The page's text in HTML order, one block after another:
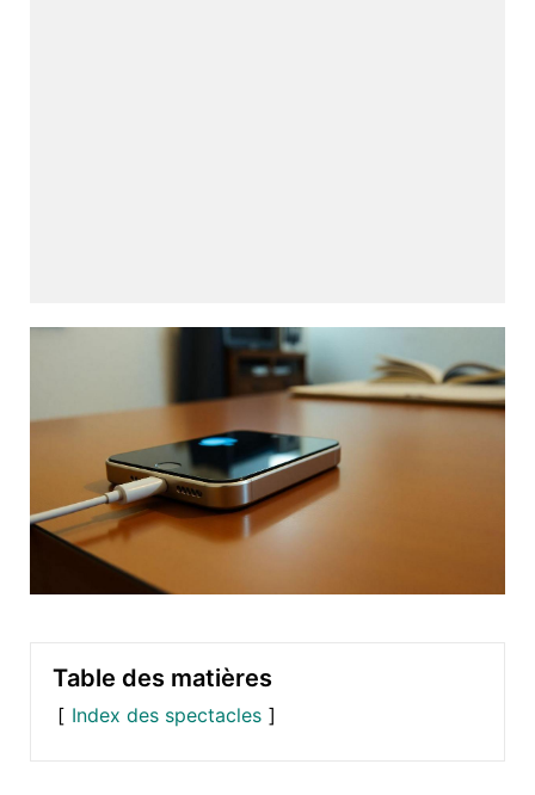
Table des matières
Index des spectacles